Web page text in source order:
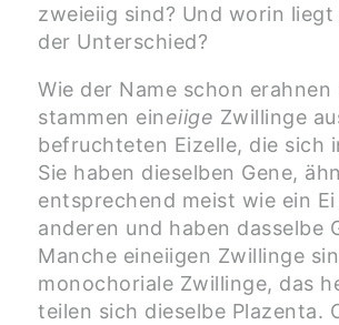
zweieiig sind? Und worin
der Unterschied?
Wie der Name schon erahnen
stammen eineiige Zwillinge
befruchteten Eizelle, die sich
Sie haben dieselben Gene,
entsprechend meist wie ein Ei
anderen und haben dasselbe
Manche eineiigen Zwillinge
monochoriale Zwillinge, das
teilen sich dieselbe Plazenta.